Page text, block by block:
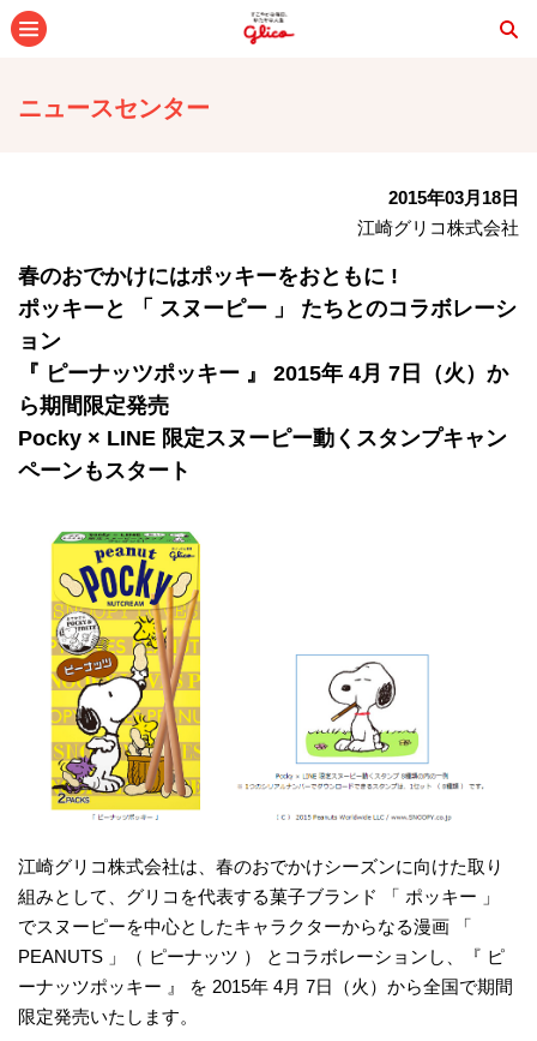
ニュースセンター
2015年03月18日
江崎グリコ株式会社
春のおでかけにはポッキーをおともに !
ポッキーと 「 スヌーピー 」 たちとのコラボレーシ
ョン
『 ピーナッツポッキー 』 2015年 4月 7日（火）か
ら期間限定発売
Pocky × LINE 限定スヌーピー動くスタンプキャン
ペーンもスタート
江崎グリコ株式会社は、春のおでかけシーズンに向けた取り
組みとして、グリコを代表する菓子ブランド 「 ポッキー 」
でスヌーピーを中心としたキャラクターからなる漫画 「
PEANUTS 」（ ピーナッツ ） とコラボレーションし、『 ピ
ーナッツポッキー 』 を 2015年 4月 7日（火）から全国で期間
限定発売いたします。